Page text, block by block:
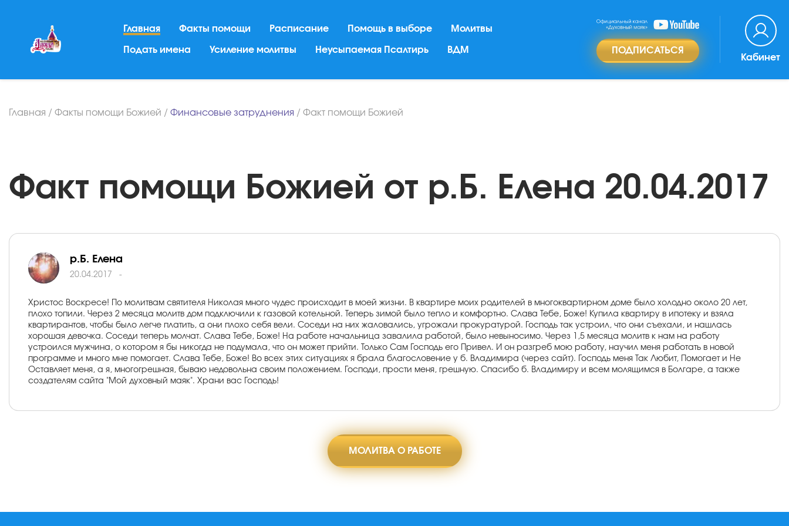
Главная Факты помощи Расписание Помощь в выборе Молитвы
Подать имена Усиление молитвы Неусыпаемая Псалтирь ВДМ ПОДПИСАТЬСЯ
Кабинет
Главная / Факты помощи Божией / Финансовые затруднения / Факт помощи Божией
Факт помощи Божией от р.Б. Елена 20.04.2017
р.Б. Елена
20.04.2017 -
Христос Воскресе! По молитвам святителя Николая много чудес происходит в моей жизни. В квартире моих родителей в многоквартирном доме было холодно около 20 лет,
плохо топили. Через 2 месяца молитв дом подключили к газовой котельной. Теперь зимой было тепло и комфортно. Слава Тебе, Боже! Купила квартиру в ипотеку и взяла
квартирантов, чтобы было легче платить, а они плохо себя вели. Соседи на них жаловались, угрожали прокуратурой. Господь так устроил, что они съехали, и нашлась
хорошая девочка. Соседи теперь молчат. Слава Тебе, Боже! На работе начальница завалила работой, было невыносимо. Через 1,5 месяца молитв к нам на работу
устроился мужчина, о котором я бы никогда не подумала, что он может прийти. Только Сам Господь его Привел. И он разгреб мою работу, научил меня работать в новой
программе и много мне помогает. Слава Тебе, Боже! Во всех этих ситуациях я брала благословение у б. Владимира (через сайт). Господь меня Так Любит, Помогает и Не
Оставляет меня, а я, многогрешная, бываю недовольна своим положением. Господи, прости меня, грешную. Спасибо б. Владимиру и всем молящимся в Болгаре, а также
создателям сайта "Мой духовный маяк". Храни вас Господь!
МОЛИТВА О РАБОТЕ